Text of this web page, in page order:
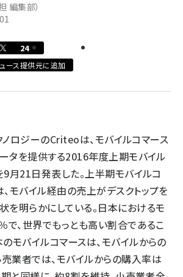
編集部）
24
ース提供元に追加
ノロジーのCriteoは、モバイルコマース
タを提供する2016年度上期モバイル
9月21日発表した。上半期モバイルコ
モバイル経由の売上がデスクトップを
を明らかにしている。日本におけるモ
で、世界でもっとも高い割合であるこ
のモバイルコマースは、モバイルからの
業者では、モバイルからの購入率は